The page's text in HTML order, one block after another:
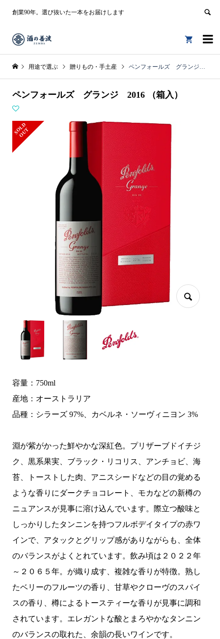
創業90年。選び抜いた一本をお届けします


用途で選ぶ 贈りもの・手土産 ペンフォールズ グランジ 2016 （箱入）
ペンフォールズ グランジ 2016 （箱入）
S
O
L
D
O
U
T
容量：750ml
産地：オーストラリア
品種：シラーズ 97%、カベルネ・ソーヴィニヨン 3%
淵が紫がかった鮮やかな深紅色。プリザーブドイチジ
ク、黒系果実、ブラック・リコリス、アンチョビ、海
苔、トーストした肉、アニスシードなどの目の覚める
ような香りにダークチョコレート、モカなどの新樽の
ニュアンスが見事に溶け込んでいます。際立つ酸味と
しっかりしたタンニンを持つフルボデイタイプの赤ワ
インで、アタックとグリップ感がありながらも、全体
のバランスがよくとれています。飲み頃は２０２２年
～２０６５年。が織り成す、複雑な香りが特徴。熟し
たベリーのフルーツの香り、甘草やクローヴのスパイ
スの香り、樽によるトースティーな香りが見事に調和
されています。エレガントな酸とまろやかなタンニン
のバランスの取れた、余韻の長いワインです。